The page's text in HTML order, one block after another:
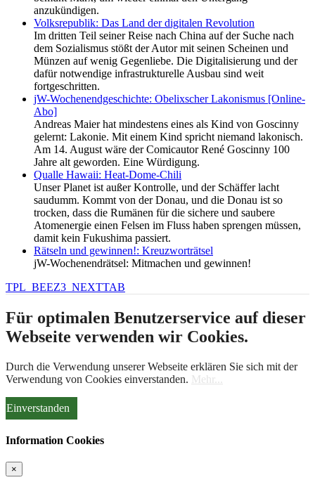
anzukündigen.
Volksrepublik: Das Land der digitalen Revolution
Im dritten Teil seiner Reise nach China auf der Suche nach
dem Sozialismus stößt der Autor mit seinen Scheinen und
Münzen auf wenig Gegenliebe. Die Digitalisierung und der
dafür notwendige infrastrukturelle Ausbau sind weit
fortgeschritten.
jW-Wochenendgeschichte: Obelixscher Lakonismus [Online-
Abo]
Andreas Maier hat mindestens eines als Kind von Goscinny
gelernt: Lakonie. Mit einem Kind spricht niemand lakonisch.
Am 14. August wäre der Comicautor René Goscinny 100
Jahre alt geworden. Eine Würdigung.
Qualle Hawaii: Heat-Dome-Chili
Unser Planet ist außer Kontrolle, und der Schäffer lacht
saudumm. Kommt von der Donau, und die Donau ist so
trocken, dass die Rumänen für die sichere und saubere
Atomenergie einen Felsen im Fluss haben sprengen müssen,
damit kein Fukushima passiert.
Rätseln und gewinnen!: Kreuzworträtsel
jW-Wochenendrätsel: Mitmachen und gewinnen!
TPL_BEEZ3_NEXTTAB
Für optimalen Benutzerservice auf dieser
Webseite verwenden wir Cookies.
Durch die Verwendung unserer Webseite erklären Sie sich mit der
Verwendung von Cookies einverstanden. Mehr...
Einverstanden
Information Cookies
×